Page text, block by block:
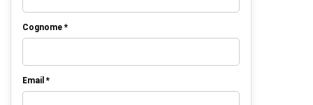
Cognome *
Email *